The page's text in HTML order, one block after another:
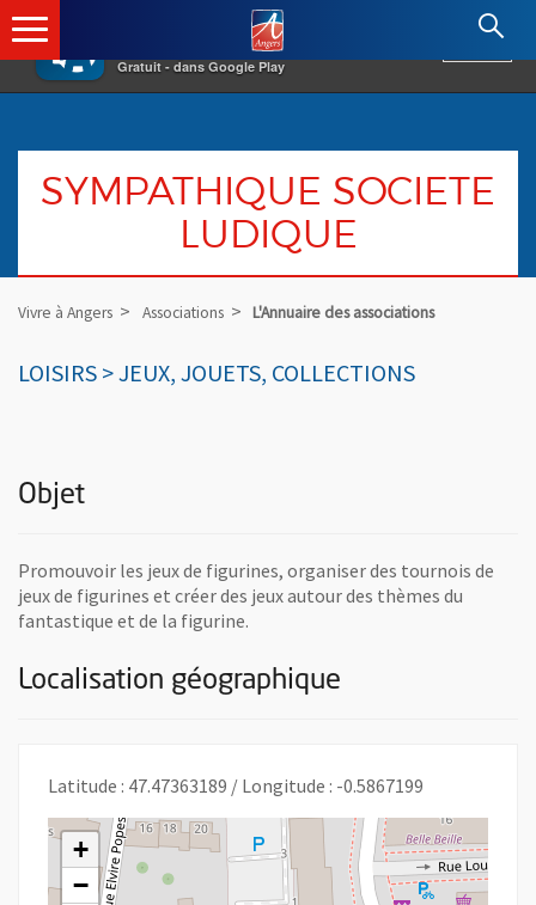
×
Gratuit - dans Google Play
Angers.fr : Retour à l'accueil
SYMPATHIQUE SOCIETE
LUDIQUE
Vivre à Angers Associations L'Annuaire des associations
LOISIRS > JEUX, JOUETS, COLLECTIONS
Objet
Promouvoir les jeux de figurines, organiser des tournois de
jeux de figurines et créer des jeux autour des thèmes du
fantastique et de la figurine.
Localisation géographique
Latitude : 47.47363189 / Longitude : -0.5867199
+
−